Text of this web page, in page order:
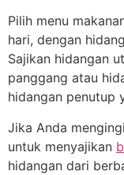
Pilih menu
hari, dengan
Sajikan hidangan
panggang atau
hidangan penutup
Jika Anda
untuk menyajikan
hidangan dari